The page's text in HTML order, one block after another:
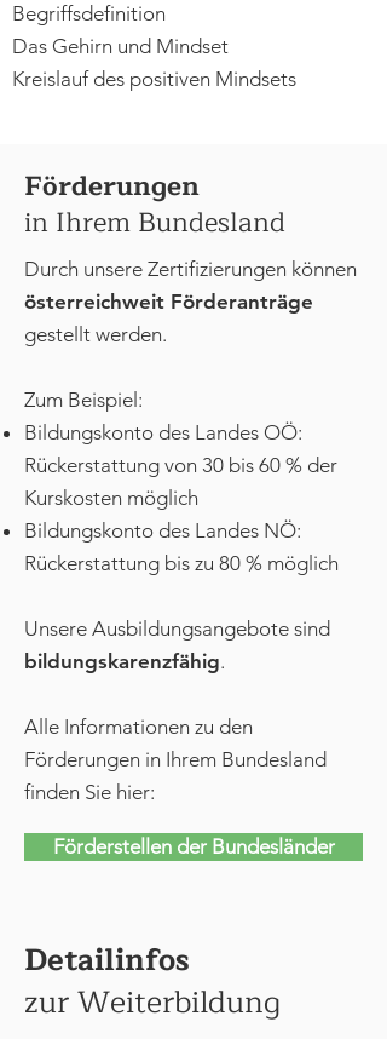
Begriffsdefinition
Das Gehirn und Mindset
Kreislauf des positiven Mindsets
Förderungen
in Ihrem Bundesland
Durch unsere Zertifizierungen können
österreichweit Förderanträge
gestellt werden.
Zum Beispiel:
Bildungskonto des Landes OÖ:
Rückerstattung von 30 bis 60 % der
Kurskosten möglich
Bildungskonto des Landes NÖ:
Rückerstattung bis zu 80 % möglich
Unsere Ausbildungsangebote sind
bildungskarenzfähig.
Alle Informationen zu den
Förderungen in Ihrem Bundesland
finden Sie hier:
Förderstellen der Bundesländer
Detailinfos
zur Weiterbildung